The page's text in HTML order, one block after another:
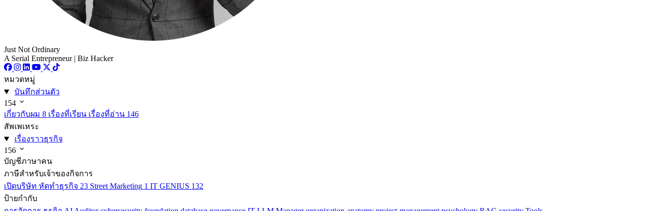
Just Not Ordinary
A Serial Entrepreneur | Biz Hacker
หมวดหมู่
บันทึกส่วนตัว
154
เกี่ยวกับผม 8 เรื่องที่เรียน เรื่องที่อ่าน 146
สัพเพเหระ
เรื่องราวธุรกิจ
156
บัญชีภาษาคน
ภาษีสำหรับเจ้าของกิจการ
เปิดบริษัท หัดทำธุรกิจ 23 Street Marketing 1 IT GENIUS 132
ป้ายกำกับ